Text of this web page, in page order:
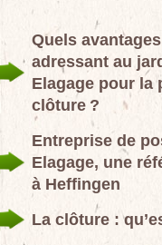
Quels
adressant au
Elagage pour la
clôture ?
Entreprise de
Elagage, une
à Heffingen
La clôture :